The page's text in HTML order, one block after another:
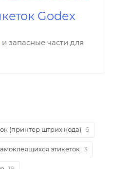
Godex
и запасные части для
(принтер штрих кода) 6
этикеток 3